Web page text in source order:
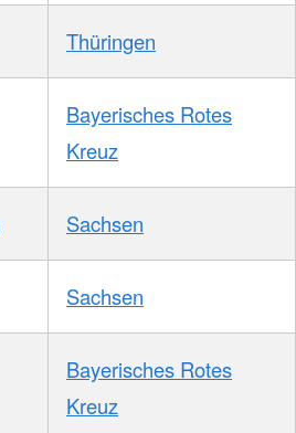
Thüringen
Bayerisches Rotes
Kreuz
Sachsen
Sachsen
Bayerisches Rotes
Kreuz